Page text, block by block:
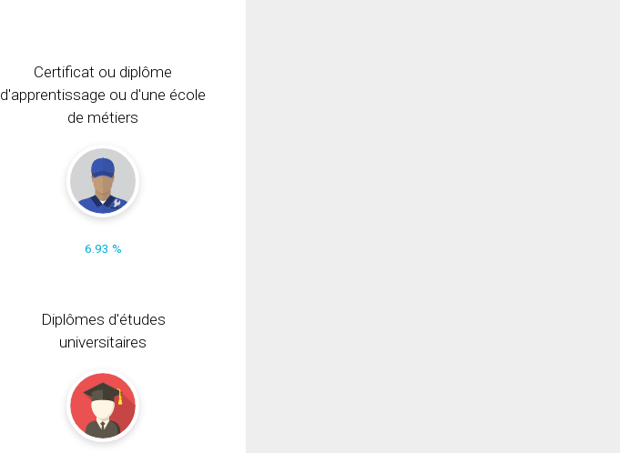
Certificat ou diplôme
d'apprentissage ou d'une école
de métiers
6.93 %
Diplômes d'études
universitaires